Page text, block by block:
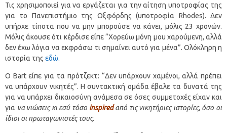
Τις χρησιμοποιεί για να εργάζεται για την αίτηση υποτροφίας της
για το Πανεπιστήμιο της Οξφόρδης (υποτροφία Rhodes). Δεν
υπήρχε τίποτα που να μην μπορούσε να κάνει, μόλις 23 χρονών.
Μόλις άκουσε ότι κέρδισε είπε “Χορεύω μόνη μου χαρούμενη, αλλά
δεν έχω λόγια να εκφράσω τι σημαίνει αυτό για μένα”. Ολόκληρη η
ιστορία της εδώ.
O Bart είπε για τα πρότζεκτ: “Δεν υπάρχουν χαμένοι, αλλά πρέπει
να υπάρχουν νικητές”. Η συντακτική ομάδα έβαλε τα δυνατά της
για να υπάρχει δικαιοσύνη ανάμεσα σε όσες συμμετοχές είχαν και
για να νιώσεις κι εσύ τόσοinspiredαπό τις νικητήριες ιστορίες, όσο οι
ίδιοι οι πρωταγωνιστές τους.